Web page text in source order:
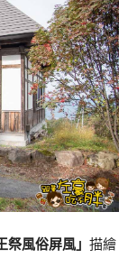
祭風俗屏風」 描繪